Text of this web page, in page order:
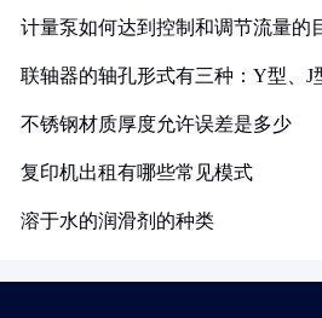
计量泵如何达到控制和调节流量的
联轴器的轴孔形式有三种：Y型、J
不锈钢材质厚度允许误差是多少
复印机出租有哪些常见模式
溶于水的润滑剂的种类